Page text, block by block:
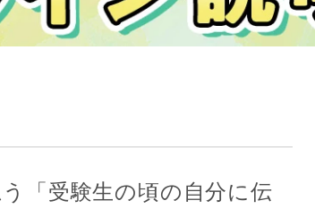
「受験生の頃の自分に伝